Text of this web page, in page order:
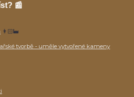
📰
👨🏻‍🏭
tvorbě - uměle vytvořené kameny